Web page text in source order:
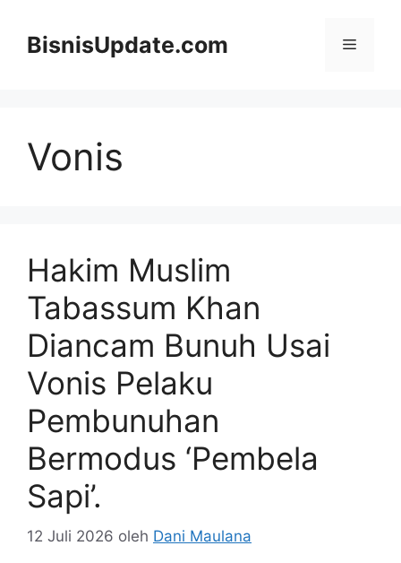
BisnisUpdate.com Menu
Vonis
Hakim Muslim
Tabassum Khan
Diancam Bunuh Usai
Vonis Pelaku
Pembunuhan
Bermodus ‘Pembela
Sapi’.
12 Juli 2026 oleh Dani Maulana